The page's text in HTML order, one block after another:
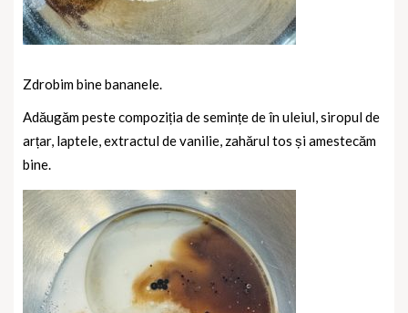
Zdrobim bine bananele.
Adăugăm peste compoziția de semințe de în uleiul, siropul de
arțar, laptele, extractul de vanilie, zahărul tos și amestecăm
bine.